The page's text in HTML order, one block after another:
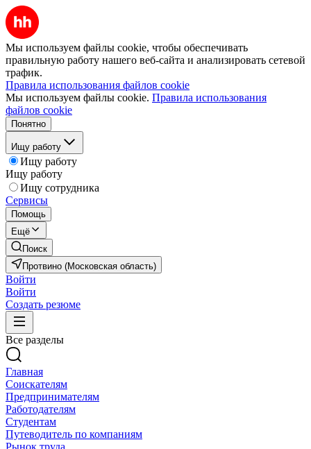
Мы используем файлы cookie, чтобы обеспечивать
правильную работу нашего веб-сайта и анализировать сетевой
трафик.
Правила использования файлов cookie
Мы используем файлы cookie. Правила использования
файлов cookie
Понятно
Ищу работу
Ищу работу
Ищу работу
Ищу сотрудника
Сервисы
Помощь
Ещё
Поиск
Протвино (Московская область)
Войти
Войти
Создать резюме
Все разделы
Главная
Соискателям
Предпринимателям
Работодателям
Студентам
Путеводитель по компаниям
Рынок труда